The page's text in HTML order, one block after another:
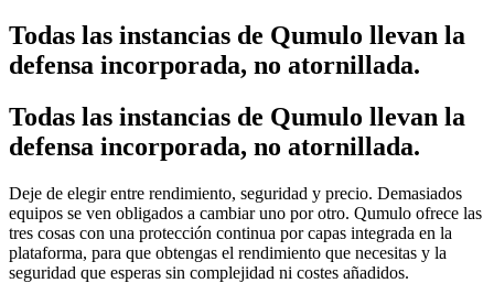
Todas las instancias de Qumulo llevan la
defensa incorporada, no atornillada.
Todas las instancias de Qumulo llevan la
defensa incorporada, no atornillada.
Deje de elegir entre rendimiento, seguridad y precio. Demasiados
equipos se ven obligados a cambiar uno por otro. Qumulo ofrece las
tres cosas con una protección continua por capas integrada en la
plataforma, para que obtengas el rendimiento que necesitas y la
seguridad que esperas sin complejidad ni costes añadidos.